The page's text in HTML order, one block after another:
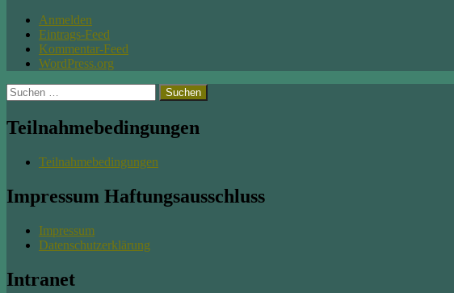
Anmelden
Eintrags-Feed
Kommentar-Feed
WordPress.org
Suchen
nach:
Teilnahmebedingungen
Teilnahmebedingungen
Impressum Haftungsausschluss
Impressum
Datenschutzerklärung
Intranet